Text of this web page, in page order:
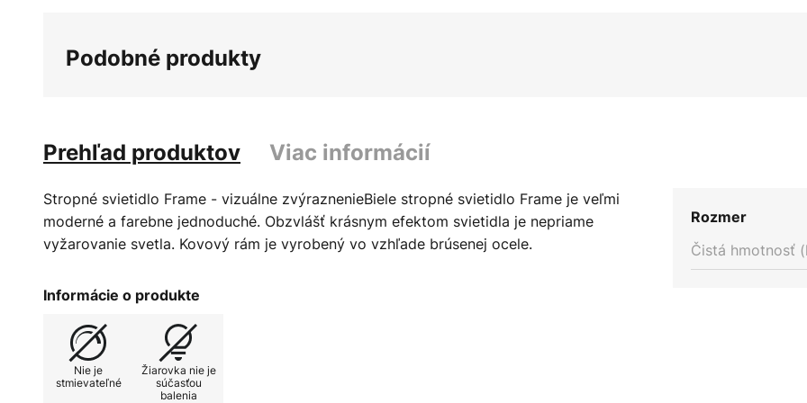
Podobné produkty
Prehľad produktov Viac informácií
Stropné svietidlo Frame - vizuálne zvýraznenieBiele stropné svietidlo Frame je veľmi
moderné a farebne jednoduché. Obzvlášť krásnym efektom svietidla je nepriame
vyžarovanie svetla. Kovový rám je vyrobený vo vzhľade brúsenej ocele.
Informácie o produkte
Nie je
stmievateľné
Žiarovka nie je
súčasťou
balenia
Rozmer
Čistá hmotnosť